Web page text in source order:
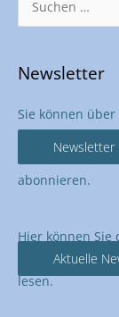
Newsletter
Sie können
Newsletter
abonnieren.
Hier können Sie
Aktuelle
lesen.